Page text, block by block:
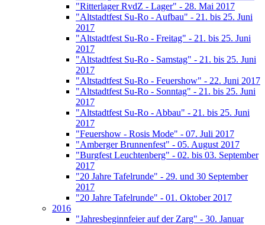
"Ritterlager RvdZ - Lager" - 28. Mai 2017
"Altstadtfest Su-Ro - Aufbau" - 21. bis 25. Juni
2017
"Altstadtfest Su-Ro - Freitag" - 21. bis 25. Juni
2017
"Altstadtfest Su-Ro - Samstag" - 21. bis 25. Juni
2017
"Altstadtfest Su-Ro - Feuershow" - 22. Juni 2017
"Altstadtfest Su-Ro - Sonntag" - 21. bis 25. Juni
2017
"Altstadtfest Su-Ro - Abbau" - 21. bis 25. Juni
2017
"Feuershow - Rosis Mode" - 07. Juli 2017
"Amberger Brunnenfest" - 05. August 2017
"Burgfest Leuchtenberg" - 02. bis 03. September
2017
"20 Jahre Tafelrunde" - 29. und 30 September
2017
"20 Jahre Tafelrunde" - 01. Oktober 2017
2016
"Jahresbeginnfeier auf der Zarg" - 30. Januar